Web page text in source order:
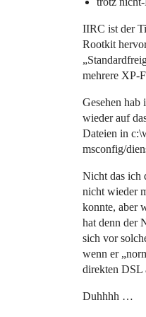
IIRC ist der
Rootkit
mehrere XP-
Gesehen hab
wieder auf
Dateien in
msconfig/
Nicht das ich
nicht wieder
konnte, aber
hat denn der
sich vor
wenn er
direkten DSL
Duhhhh …